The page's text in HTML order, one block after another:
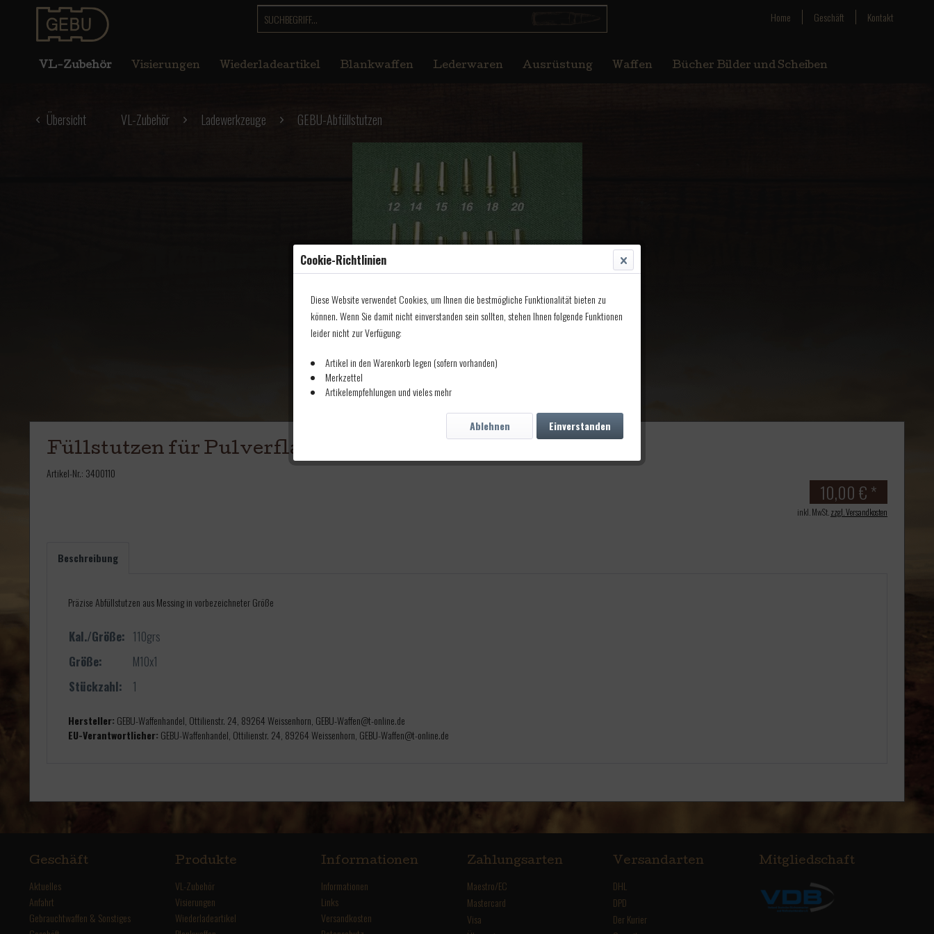
Home Geschäft Kontakt
VL-Zubehör Visierungen Wiederladeartikel Blankwaffen Lederwaren Ausrüstung Waffen Bücher Bilder und Scheiben
Übersicht VL-Zubehör Ladewerkzeuge GEBU-Abfüllstutzen
Füllstutzen für Pulverflaschen 110grs
Artikel-Nr.: 3400110
10,00 € *
inkl. MwSt. zzgl. Versandkosten
Beschreibung
Präzise Abfüllstutzen aus Messing in vorbezeichneter Größe
Kal./Größe: 110grs
Größe:
M10x1
Stückzahl:
1
Hersteller: GEBU-Waffenhandel, Ottilienstr. 24, 89264 Weissenhorn, GEBU-Waffen@t-online.de
EU-Verantwortlicher: GEBU-Waffenhandel, Ottilienstr. 24, 89264 Weissenhorn, GEBU-Waffen@t-online.de
Geschäft
Aktuelles
Anfahrt
Gebrauchtwaffen & Sonstiges
Produkte
VL-Zubehör
Visierungen
Wiederladeartikel
Informationen
Informationen
Links
Versandkosten
Zahlungsarten
Maestro/EC
Mastercard
Visa
Versandarten
DHL
DPD
Der Kurier
Mitgliedschaft
Cookie-Richtlinien
Diese Website verwendet Cookies, um Ihnen die bestmögliche Funktionalität bieten zu
können. Wenn Sie damit nicht einverstanden sein sollten, stehen Ihnen folgende Funktionen
leider nicht zur Verfügung:
Artikel in den Warenkorb legen (sofern vorhanden)
Merkzettel
Artikelempfehlungen und vieles mehr
Einverstanden
Ablehnen